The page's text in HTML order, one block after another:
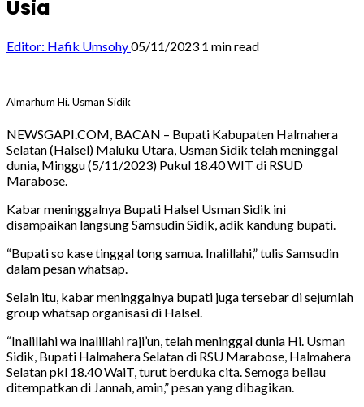
Usia
Editor: Hafik Umsohy05/11/2023 1 min read
Almarhum Hi. Usman Sidik
NEWSGAPI.COM, BACAN – Bupati Kabupaten Halmahera
Selatan (Halsel) Maluku Utara, Usman Sidik telah meninggal
dunia, Minggu (5/11/2023) Pukul 18.40 WIT di RSUD
Marabose.
Kabar meninggalnya Bupati Halsel Usman Sidik ini
disampaikan langsung Samsudin Sidik, adik kandung bupati.
“Bupati so kase tinggal tong samua. Inalillahi,” tulis Samsudin
dalam pesan whatsap.
Selain itu, kabar meninggalnya bupati juga tersebar di sejumlah
group whatsap organisasi di Halsel.
“Inalillahi wa inalillahi raji’un, telah meninggal dunia Hi. Usman
Sidik, Bupati Halmahera Selatan di RSU Marabose, Halmahera
Selatan pkl 18.40 WaiT, turut berduka cita. Semoga beliau
ditempatkan di Jannah, amin,” pesan yang dibagikan.